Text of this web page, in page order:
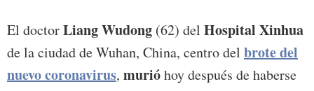
El doctorLiang Wudong (62) del Hospital Xinhua
de la ciudad de Wuhan, China, centro del brote del
nuevo coronavirus, murióhoy después de haberse